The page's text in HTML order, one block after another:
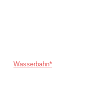
Wasserbahn*